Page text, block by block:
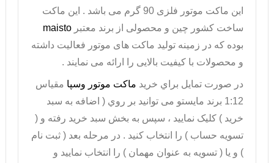
این ماکت موتور فلزی 90 گرم می باشد . این ماکت
ساخت کشور چین و محصولی از برند معتبر maisto
بوده که در زمینه تولید ماکت های موتور فعالیت داشته
و محصولات با کیفیت بالایی را ارائه می نمایند .
در صورت تمايل براي خريد ماکت موتور وسپا مقیاس
1:12 برند مایستو می توانيد بر روي ( اضافه به سبد
خريد ) کليک نماييد ، سپس به بخش سبد خريد رفته و (
تسويه حساب ) را انتخاب کنيد . در مرحله بعد ( ثبت نام
) و يا ( تسويه به عنوان مهمان ) را انتخاب نماييد و